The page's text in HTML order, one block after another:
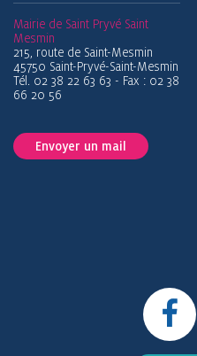
Mairie de Saint Pryvé Saint
Mesmin
215, route de Saint-Mesmin
45750 Saint-Pryvé-Saint-Mesmin
Tél. 02 38 22 63 63 - Fax : 02 38
66 20 56
Envoyer un mail